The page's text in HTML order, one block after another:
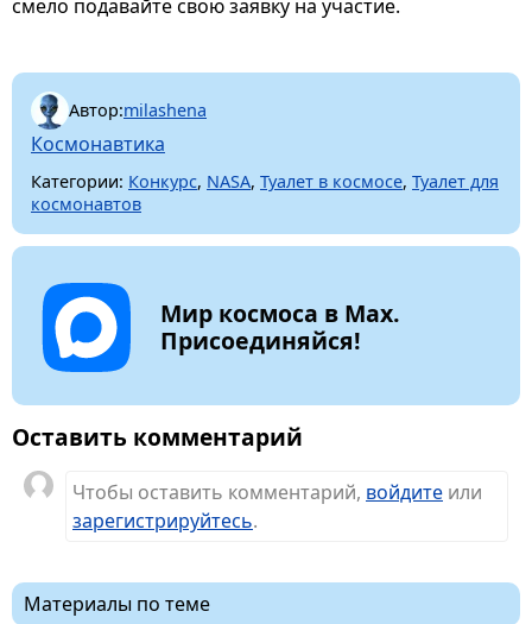
смело подавайте свою заявку на участие.
Автор:milashena
Космонавтика
Категории: Конкурс, NASA, Туалет в космосе, Туалет для
космонавтов
Мир космоса в Max.
Присоединяйся!
Оставить комментарий
Чтобы оставить комментарий, войдите или
зарегистрируйтесь.
Материалы по теме